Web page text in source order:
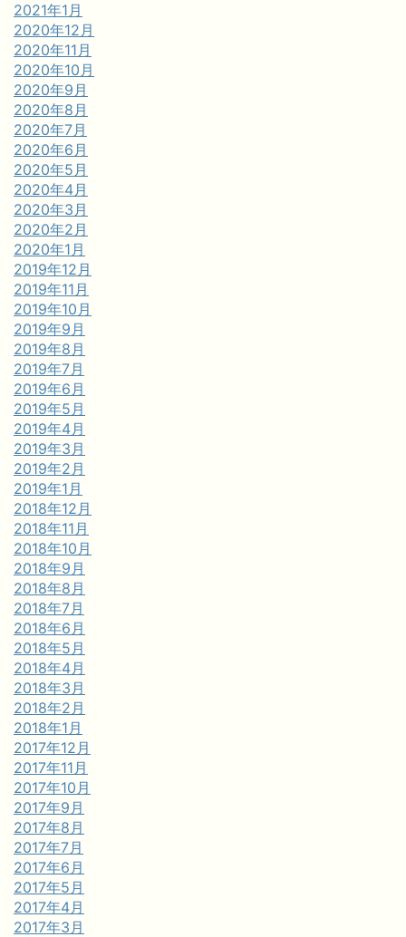
2021年1月
2020年12月
2020年11月
2020年10月
2020年9月
2020年8月
2020年7月
2020年6月
2020年5月
2020年4月
2020年3月
2020年2月
2020年1月
2019年12月
2019年11月
2019年10月
2019年9月
2019年8月
2019年7月
2019年6月
2019年5月
2019年4月
2019年3月
2019年2月
2019年1月
2018年12月
2018年11月
2018年10月
2018年9月
2018年8月
2018年7月
2018年6月
2018年5月
2018年4月
2018年3月
2018年2月
2018年1月
2017年12月
2017年11月
2017年10月
2017年9月
2017年8月
2017年7月
2017年6月
2017年5月
2017年4月
2017年3月